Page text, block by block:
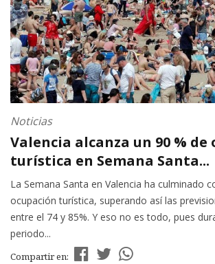
Noticias
Valencia alcanza un 90 % de
turística en Semana Santa...
La Semana Santa en Valencia ha culminado
ocupación turística, superando así las
entre el 74 y 85%. Y eso no es todo, pues
periodo...
Compartir en: